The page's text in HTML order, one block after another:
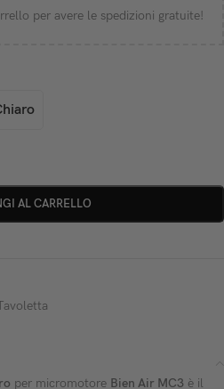
per avere le spedizioni gratuite!
AL CARRELLO
per micromotore Bien Air MC3 è il